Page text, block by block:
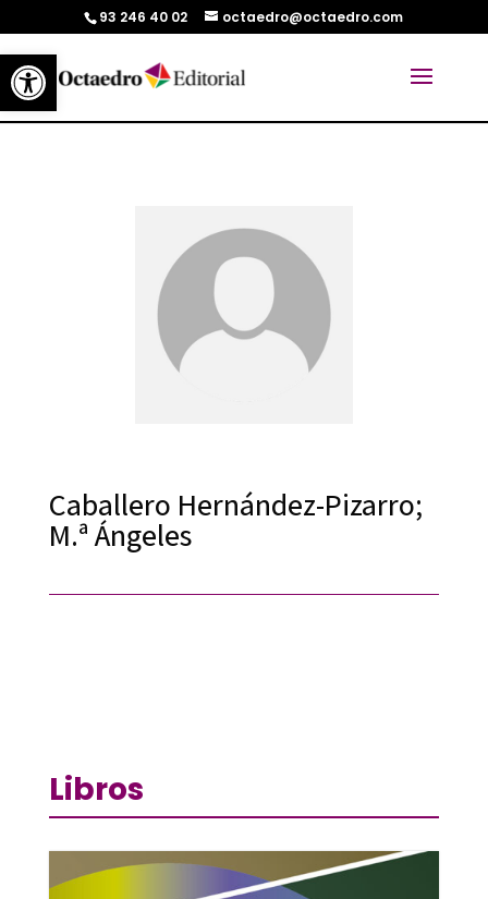
Abrir barra de herramientas
93 246 40 02 octaedro@octaedro.com
Caballero Hernández-Pizarro;
M.ª Ángeles
Libros